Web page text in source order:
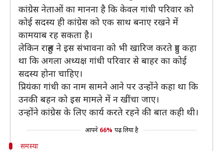
कांग्रेस नेताओं का मानना है कि केवल गांधी परिवार को
कोई सदस्य ही कांग्रेस को एक साथ बनाए रखने में
कामयाब रह सकता है।
लेकिन राहुल ने इस संभावना को भी खारिज करते हुए कहा
था कि अगला अध्यक्ष गांधी परिवार से बाहर का कोई
सदस्य होना चाहिए।
प्रियंका गांधी का नाम सामने आने पर उन्होंने कहा था कि
उनकी बहन को इस मामले में न खींचा जाए।
उन्होंने कांग्रेस के लिए कार्य करते रहने की बात कही थी।
आपने 66% पढ़ लिया है
समस्या